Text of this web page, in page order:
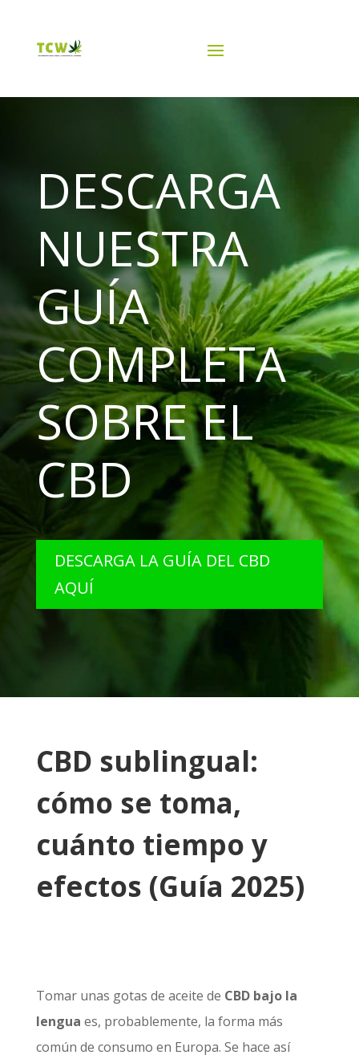
DESCARGA
NUESTRA
GUÍA
COMPLETA
SOBRE EL
CBD
DESCARGA LA GUÍA DEL CBD
AQUÍ
CBD sublingual:
cómo se toma,
cuánto tiempo y
efectos (Guía 2025)
Tomar unas gotas de aceite de CBD bajo la
lengua es, probablemente, la forma más
común de consumo en Europa. Se hace así